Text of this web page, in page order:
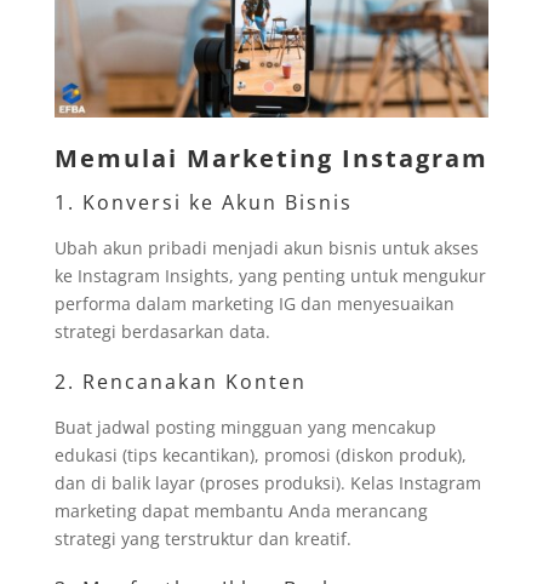
Memulai Marketing Instagram
1. Konversi ke Akun Bisnis
Ubah akun pribadi menjadi akun bisnis untuk akses
ke Instagram Insights, yang penting untuk mengukur
performa dalam marketing IG dan menyesuaikan
strategi berdasarkan data.
2. Rencanakan Konten
Buat jadwal posting mingguan yang mencakup
edukasi (tips kecantikan), promosi (diskon produk),
dan di balik layar (proses produksi). Kelas Instagram
marketing dapat membantu Anda merancang
strategi yang terstruktur dan kreatif.